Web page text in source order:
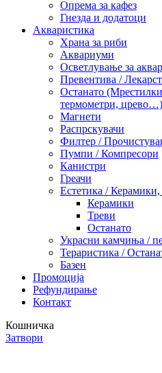
Опрема за кафез
Гнезда и додатоци
Акваристика
Храна за риби
Аквариуми
Осветлување за
Превентива /
Останато
термометри, црево…)
Магнети
Распрскувачи
Филтер /
Пумпи / Компресори
Канистри
Греачи
Естетика / Керамики,
Керамики
Треви
Останато
Украсни камчиња /
Тераристика /
Базен
Промоција
Рефундирање
Контакт
Кошничка
Затвори